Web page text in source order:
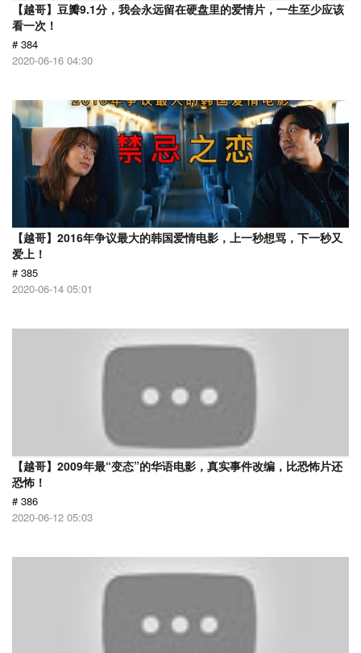
【越哥】豆瓣9.1分，我会永远留在硬盘里的爱情片，一生至少应该
看一次！
# 384
2020-06-16 04:30
【越哥】2016年争议最大的韩国爱情电影，上一秒想骂，下一秒又
爱上！
# 385
2020-06-14 05:01
【越哥】2009年最“变态”的华语电影，真实事件改编，比恐怖片还
恐怖！
# 386
2020-06-12 05:03